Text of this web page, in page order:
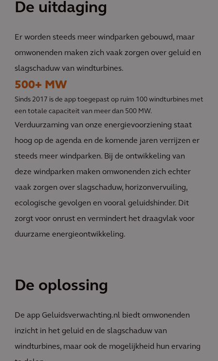
De uitdaging
Er worden steeds meer windparken gebouwd, maar
omwonenden maken zich vaak zorgen over geluid en
slagschaduw van windturbines.
500+ MW
Sinds 2017 is de app toegepast op ruim 100 windturbines met
een totale capaciteit van meer dan 500 MW.
Verduurzaming van onze energievoorziening staat
hoog op de agenda en de komende jaren verrijzen er
steeds meer windparken. Bij de ontwikkeling van
deze windparken maken omwonenden zich echter
vaak zorgen over slagschaduw, horizonvervuiling,
ecologische gevolgen en vooral geluidshinder. Dit
zorgt voor onrust en vermindert het draagvlak voor
duurzame energieontwikkeling.
De oplossing
De app Geluidsverwachting.nl biedt omwonenden
inzicht in het geluid en de slagschaduw van
windturbines, maar ook de mogelijkheid hun ervaring